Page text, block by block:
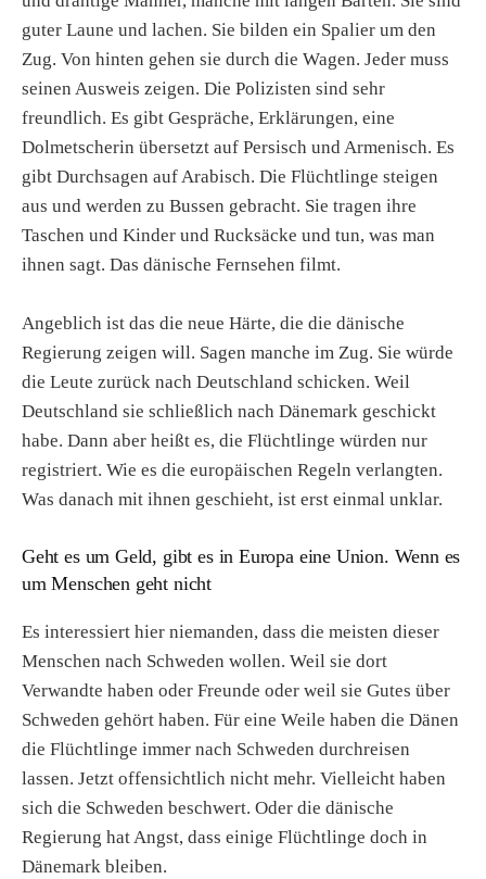
guter Laune und lachen. Sie bilden ein Spalier um den
Zug. Von hinten gehen sie durch die Wagen. Jeder muss
seinen Ausweis zeigen. Die Polizisten sind sehr
freundlich. Es gibt Gespräche, Erklärungen, eine
Dolmetscherin übersetzt auf Persisch und Armenisch. Es
gibt Durchsagen auf Arabisch. Die Flüchtlinge steigen
aus und werden zu Bussen gebracht. Sie tragen ihre
Taschen und Kinder und Rucksäcke und tun, was man
ihnen sagt. Das dänische Fernsehen filmt.
Angeblich ist das die neue Härte, die die dänische
Regierung zeigen will. Sagen manche im Zug. Sie würde
die Leute zurück nach Deutschland schicken. Weil
Deutschland sie schließlich nach Dänemark geschickt
habe. Dann aber heißt es, die Flüchtlinge würden nur
registriert. Wie es die europäischen Regeln verlangten.
Was danach mit ihnen geschieht, ist erst einmal unklar.
Geht es um Geld, gibt es in Europa eine Union. Wenn es
um Menschen geht nicht
Es interessiert hier niemanden, dass die meisten dieser
Menschen nach Schweden wollen. Weil sie dort
Verwandte haben oder Freunde oder weil sie Gutes über
Schweden gehört haben. Für eine Weile haben die Dänen
die Flüchtlinge immer nach Schweden durchreisen
lassen. Jetzt offensichtlich nicht mehr. Vielleicht haben
sich die Schweden beschwert. Oder die dänische
Regierung hat Angst, dass einige Flüchtlinge doch in
Dänemark bleiben.